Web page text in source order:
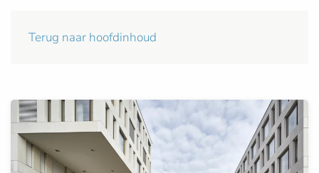
Terug naar hoofdinhoud